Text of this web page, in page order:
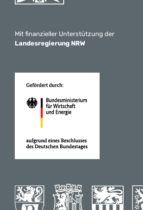
Mit finanzieller Unterstützung der
Landesregierung NRW